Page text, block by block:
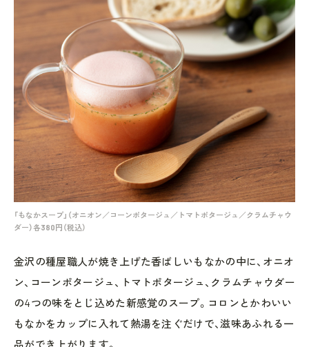
「もなかスープ」（オニオン／コーンポタージュ／トマトポタージュ／クラムチャウ
ダー）各380円（税込）
金沢の種屋職人が焼き上げた香ばしいもなかの中に、オニオ
ン、コーンポタージュ、トマトポタージュ、クラムチャウダー
の4つの味をとじ込めた新感覚のスープ。コロンとかわいい
もなかをカップに入れて熱湯を注ぐだけで、滋味あふれる一
品ができ上がります。